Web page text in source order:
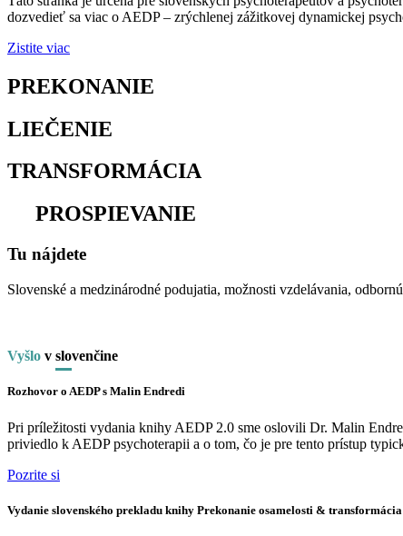
dozvedieť sa viac o AEDP – zrýchlenej zážitkovej dynamickej
Zistite viac
PREKONANIE
LIEČENIE
TRANSFORMÁCIA
PROSPIEVANIE
Tu nájdete
Slovenské a medzinárodné podujatia, možnosti vzdelávania,
Vyšlo v slovenčine
Rozhovor o AEDP s Malin Endredi
Pri príležitosti vydania knihy AEDP 2.0 sme oslovili Dr. Malin
priviedlo k AEDP psychoterapii a o tom, čo je pre tento prístup
Pozrite si
Vydanie slovenského prekladu knihy Prekonanie osamelosti &